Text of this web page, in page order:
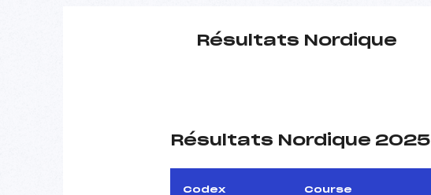
Résultats Nordique
Résultats Nordique 2025
Codex Course